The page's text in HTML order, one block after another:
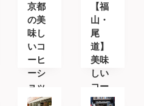
京都
の美
味し
いコ
ーヒ
ーシ
ョッ
プ
【福
山・
尾
道】
美味
しい
コー
ヒー